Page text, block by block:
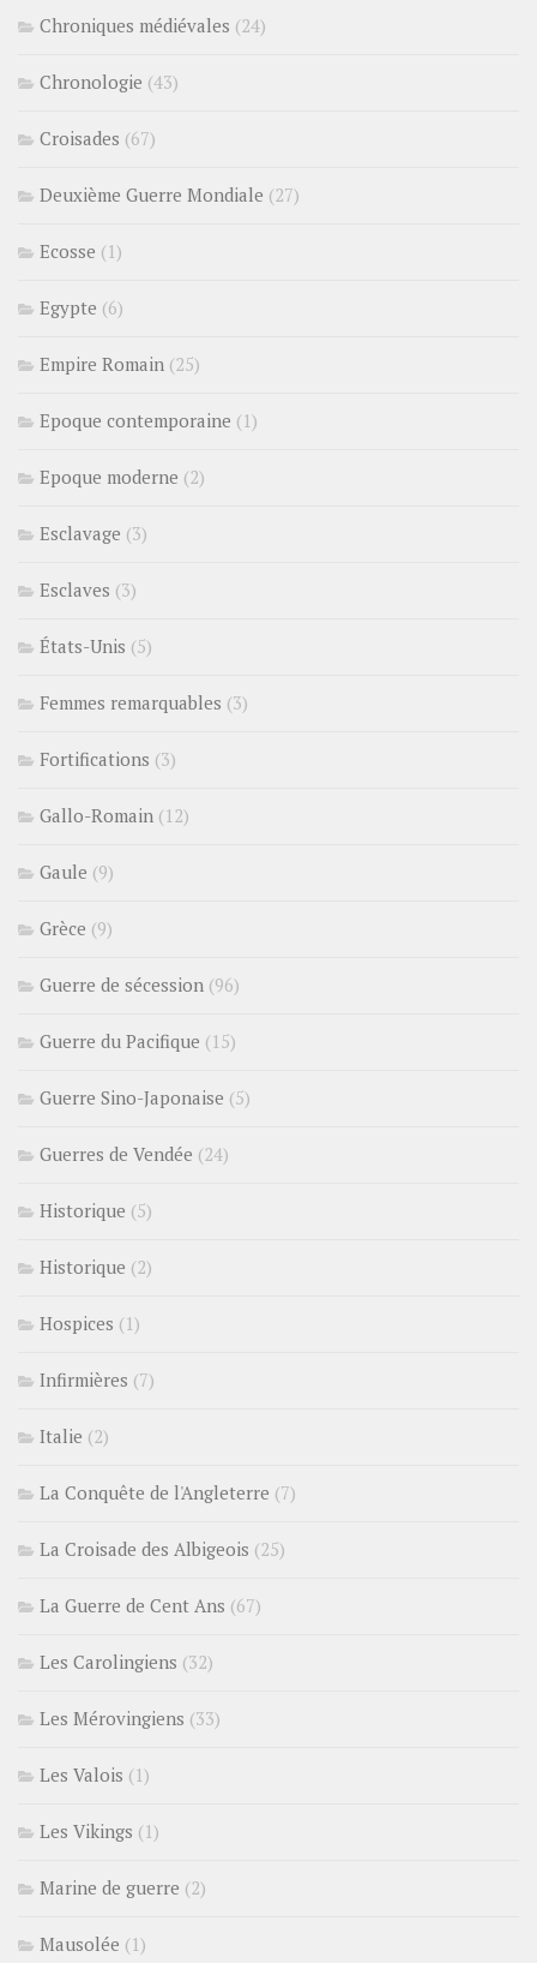
Chroniques médiévales (24)
Chronologie (43)
Croisades (67)
Deuxième Guerre Mondiale (27)
Ecosse (1)
Egypte (6)
Empire Romain (25)
Epoque contemporaine (1)
Epoque moderne (2)
Esclavage (3)
Esclaves (3)
États-Unis (5)
Femmes remarquables (3)
Fortifications (3)
Gallo-Romain (12)
Gaule (9)
Grèce (9)
Guerre de sécession (96)
Guerre du Pacifique (15)
Guerre Sino-Japonaise (5)
Guerres de Vendée (24)
Historique (5)
Historique (2)
Hospices (1)
Infirmières (7)
Italie (2)
La Conquête de l'Angleterre (7)
La Croisade des Albigeois (25)
La Guerre de Cent Ans (67)
Les Carolingiens (32)
Les Mérovingiens (33)
Les Valois (1)
Les Vikings (1)
Marine de guerre (2)
Mausolée (1)